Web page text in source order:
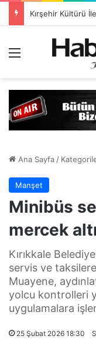
Ana Sayfa/
Manşet
Minibüs
mercek
Kırıkkale
servis ve
Muayene,
yolcu kontrolleri
uygulamalara
25 Şubat 2026 18:30